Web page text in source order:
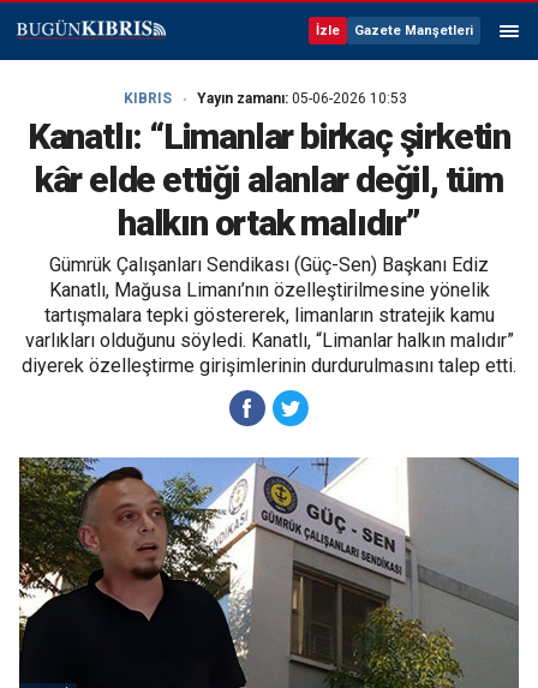
İzle Gazete Manşetleri
KIBRIS Yayın zamanı: 05-06-2026 10:53
Kanatlı: “Limanlar birkaç şirketin
kâr elde ettiği alanlar değil, tüm
halkın ortak malıdır”
Gümrük Çalışanları Sendikası (Güç-Sen) Başkanı Ediz
Kanatlı, Mağusa Limanı’nın özelleştirilmesine yönelik
tartışmalara tepki göstererek, limanların stratejik kamu
varlıkları olduğunu söyledi. Kanatlı, “Limanlar halkın malıdır”
diyerek özelleştirme girişimlerinin durdurulmasını talep etti.